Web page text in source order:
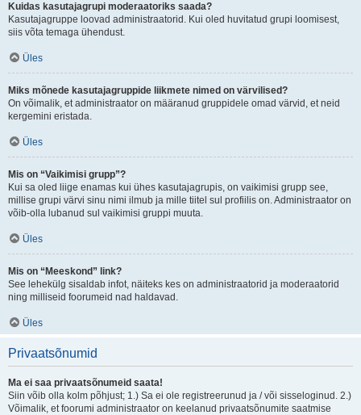
Kuidas kasutajagrupi moderaatoriks saada?
Kasutajagruppe loovad administraatorid. Kui oled huvitatud grupi loomisest,
siis võta temaga ühendust.
Üles
Miks mõnede kasutajagruppide liikmete nimed on värvilised?
On võimalik, et administraator on määranud gruppidele omad värvid, et neid
kergemini eristada.
Üles
Mis on “Vaikimisi grupp”?
Kui sa oled liige enamas kui ühes kasutajagrupis, on vaikimisi grupp see,
millise grupi värvi sinu nimi ilmub ja mille tiitel sul profiilis on. Administraator on
võib-olla lubanud sul vaikimisi gruppi muuta.
Üles
Mis on “Meeskond” link?
See lehekülg sisaldab infot, näiteks kes on administraatorid ja moderaatorid
ning milliseid foorumeid nad haldavad.
Üles
Privaatsõnumid
Ma ei saa privaatsõnumeid saata!
Siin võib olla kolm põhjust; 1.) Sa ei ole registreerunud ja / või sisseloginud. 2.)
Võimalik, et foorumi administraator on keelanud privaatsõnumite saatmise